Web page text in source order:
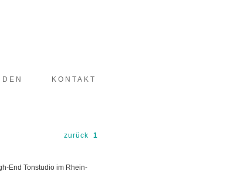
KONTAKT
zurück 1
End Tonstudio im Rhein-